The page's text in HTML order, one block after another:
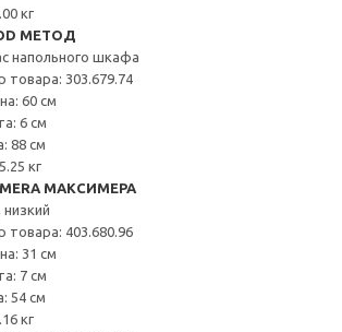
кг
МЕТОД
напольного шкафа
товара: 303.679.74
60 см
6 см
88 см
кг
МАКСИМЕРА
товара: 403.680.96
31 см
7 см
54 см
кг